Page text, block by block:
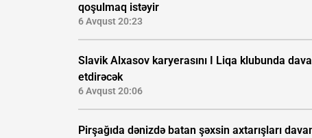
qoşulmaq istəyir
6 Avqust 20:23
Slavik Alxasov karyerasını I Liqa klubunda
etdirəcək
6 Avqust 20:06
Pirşağıda dənizdə batan şəxsin axtarışları